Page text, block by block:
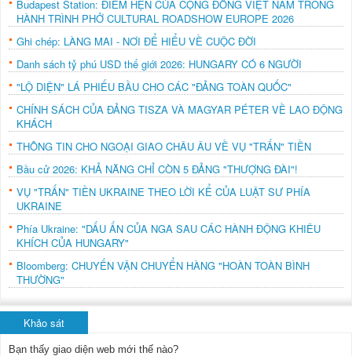
Budapest Station: ĐIỂM HẸN CỦA CỘNG ĐỒNG VIỆT NAM TRONG
HÀNH TRÌNH PHỞ CULTURAL ROADSHOW EUROPE 2026
Ghi chép: LÀNG MAI - NƠI ĐỂ HIỂU VỀ CUỘC ĐỜI
Danh sách tỷ phú USD thế giới 2026: HUNGARY CÓ 6 NGƯỜI
"LỘ DIỆN" LÁ PHIẾU BẦU CHO CÁC "ĐẢNG TOÀN QUỐC"
CHÍNH SÁCH CỦA ĐẢNG TISZA VÀ MAGYAR PÉTER VỀ LAO ĐỘNG
KHÁCH
THÔNG TIN CHO NGOẠI GIAO CHÂU ÂU VỀ VỤ "TRẤN" TIỀN
Bầu cử 2026: KHẢ NĂNG CHỈ CÒN 5 ĐẢNG "THƯỢNG ĐÀI"!
VỤ "TRẤN" TIỀN UKRAINE THEO LỜI KỂ CỦA LUẬT SƯ PHÍA
UKRAINE
Phía Ukraine: "DẤU ẤN CỦA NGA SAU CÁC HÀNH ĐỘNG KHIÊU
KHÍCH CỦA HUNGARY"
Bloomberg: CHUYẾN VẬN CHUYỂN HÀNG "HOÀN TOÀN BÌNH
THƯỜNG"
Khảo sát
Bạn thấy giao diện web mới thế nào?